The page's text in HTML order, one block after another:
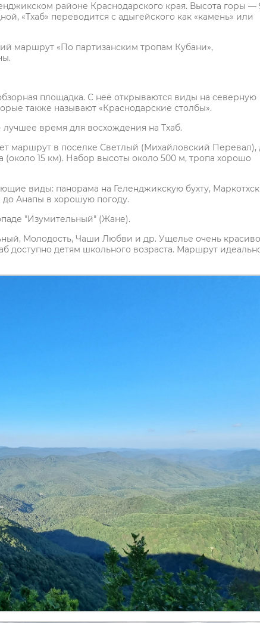
районе Краснодарского края. Высота горы —
«Тхаб» переводится с адыгейского как «камень» или
маршрут «По партизанским тропам Кубани»,
площадка. С неё открываются виды на северную
также называют «Краснодарские столбы».
время для восхождения на Тхаб.
маршрут в поселке Светлый (Михайловский Перевал),
(около 15 км). Набор высоты около 500 м, тропа хорошо
виды: панорама на Геленджикскую бухту,
до Анапы в хорошую погоду.
"Изумительный" (Жане).
Молодость, Чаши Любви и др. Ущелье очень
доступно детям школьного возраста. Маршрут